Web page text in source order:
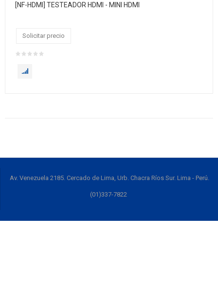
[NF-HDMI] TESTEADOR HDMI - MINI HDMI
Solicitar precio
Av. Venezuela 2185. Cercado de Lima, Urb. Chacra Ríos Sur. Lima - Perú.
(01)337-7822